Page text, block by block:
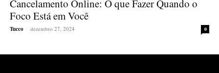
Cancelamento Online: O que Fazer Quando o
Foco Está em Você
Tucco - dezembro 27, 2024 0